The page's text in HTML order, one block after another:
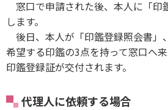
窓口で申請された後、本人に「印
します。
後日、本人が「印鑑登録照会書」
希望する印鑑の3点を持って窓口へ
印鑑登録証が交付されます。
代理人に依頼する場合